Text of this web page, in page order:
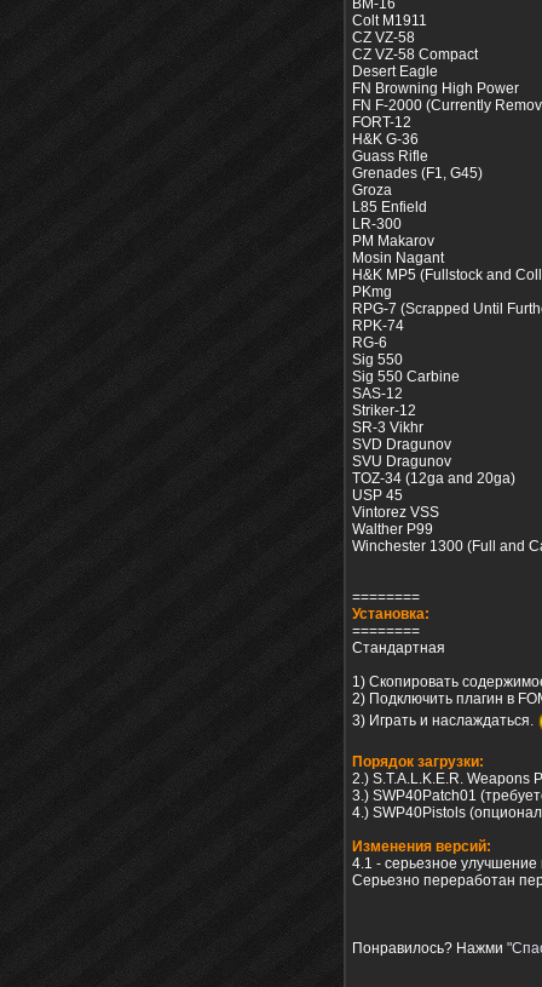
BM-16
Colt M1911
CZ VZ-58
CZ VZ-58 Compact
Desert Eagle
FN Browning High Power
FN F-2000 (Currently
FORT-12
H&K G-36
Guass Rifle
Grenades (F1, G45)
Groza
L85 Enfield
LR-300
PM Makarov
Mosin Nagant
H&K MP5 (Fullstock and
PKmg
RPG-7 (Scrapped Until
RPK-74
RG-6
Sig 550
Sig 550 Carbine
SAS-12
Striker-12
SR-3 Vikhr
SVD Dragunov
SVU Dragunov
TOZ-34 (12ga and 20ga)
USP 45
Vintorez VSS
Walther P99
Winchester 1300 (Full and
========
Установка:
========
Стандартная
1) Скопировать
2) Подключить плагин в
3) Играть и наслаждаться.
Порядок загрузки:
2.) S.T.A.L.K.E.R. Weapons
3.) SWP40Patch01
4.) SWP40Pistols
Изменения версий:
4.1 - серьезное улучшение
Серьезно переработан
Понравилось? Нажми